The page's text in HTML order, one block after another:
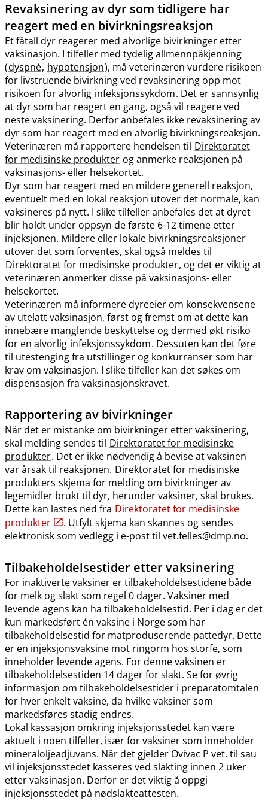
Revaksinering av dyr som tidligere har
reagert med en bivirkningsreaksjon
Et fåtall dyr reagerer med alvorlige bivirkninger etter
vaksinasjon. I tilfeller med tydelig allmennpåkjenning
(dyspné, hypotensjon), må veterinæren vurdere risikoen
for livstruende bivirkning ved revaksinering opp mot
risikoen for alvorlig infeksjonssykdom. Det er sannsynlig
at dyr som har reagert en gang, også vil reagere ved
neste vaksinering. Derfor anbefales ikke revaksinering av
dyr som har reagert med en alvorlig bivirkningsreaksjon.
Veterinæren må rapportere hendelsen til Direktoratet
for medisinske produkter og anmerke reaksjonen på
vaksinasjons- eller helsekortet.
Dyr som har reagert med en mildere generell reaksjon,
eventuelt med en lokal reaksjon utover det normale, kan
vaksineres på nytt. I slike tilfeller anbefales det at dyret
blir holdt under oppsyn de første 6-12 timene etter
injeksjonen. Mildere eller lokale bivirkningsreaksjoner
utover det som forventes, skal også meldes til
Direktoratet for medisinske produkter, og det er viktig at
veterinæren anmerker disse på vaksinasjons- eller
helsekortet.
Veterinæren må informere dyreeier om konsekvensene
av utelatt vaksinasjon, først og fremst om at dette kan
innebære manglende beskyttelse og dermed økt risiko
for en alvorlig infeksjonssykdom. Dessuten kan det føre
til utestenging fra utstillinger og konkurranser som har
krav om vaksinasjon. I slike tilfeller kan det søkes om
dispensasjon fra vaksinasjonskravet.
Rapportering av bivirkninger
Når det er mistanke om bivirkninger etter vaksinering,
skal melding sendes til Direktoratet for medisinske
produkter. Det er ikke nødvendig å bevise at vaksinen
var årsak til reaksjonen. Direktoratet for medisinske
produkters skjema for melding om bivirkninger av
legemidler brukt til dyr, herunder vaksiner, skal brukes.
Dette kan lastes ned fra Direktoratet for medisinske
produkter
. Utfylt skjema kan skannes og sendes
elektronisk som vedlegg i e-post til vet.felles@dmp.no.
Tilbakeholdelsestider etter vaksinering
For inaktiverte vaksiner er tilbakeholdelsestidene både
for melk og slakt som regel 0 dager. Vaksiner med
levende agens kan ha tilbakeholdelsestid. Per i dag er det
kun markedsført én vaksine i Norge som har
tilbakeholdelsestid for matproduserende pattedyr. Dette
er en injeksjonsvaksine mot ringorm hos storfe, som
inneholder levende agens. For denne vaksinen er
tilbakeholdelsestiden 14 dager for slakt. Se for øvrig
informasjon om tilbakeholdelsestider i preparatomtalen
for hver enkelt vaksine, da hvilke vaksiner som
markedsføres stadig endres.
Lokal kassasjon omkring injeksjonsstedet kan være
aktuelt i noen tilfeller, især for vaksiner som inneholder
mineraloljeadjuvans. Når det gjelder Ovivac P vet. til sau
vil injeksjonsstedet kasseres ved slakting innen 2 uker
etter vaksinasjon. Derfor er det viktig å oppgi
injeksjonsstedet på nødslakteattesten.